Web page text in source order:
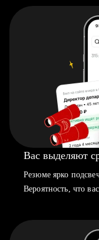
Вас выделяют
Резюме ярко
Вероятность, что